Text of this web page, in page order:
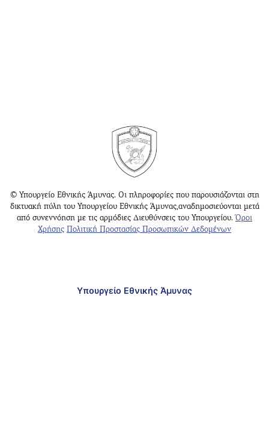
© Υπουργείο Εθνικής Άμυνας. Οι πληροφορίες που παρουσιάζονται στη
δικτυακή πύλη του Υπουργείου Εθνικής Άμυνας,αναδημοσιεύονται μετά
από συνεννόηση με τις αρμόδιες Διευθύνσεις του Υπουργείου.Όροι
Χρήσης
Πολιτική Προστασίας Προσωπικών Δεδομένων
Υπουργείο Εθνικής Άμυνας